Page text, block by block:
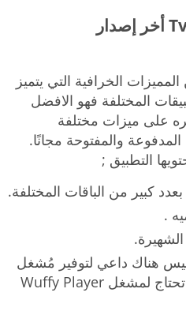
الخرافية التي يتميز
المختلفة فهو الافضل
على ميزات مختلفة
والمفتوحة مجانًا.
التطبيق ;
بعدد كبير من الباقات المختلفة.
.
هناك داعي لتوفير مُشغل
خارجي الا في باقة واحدة تحتاج لمشغل Wuffy Player